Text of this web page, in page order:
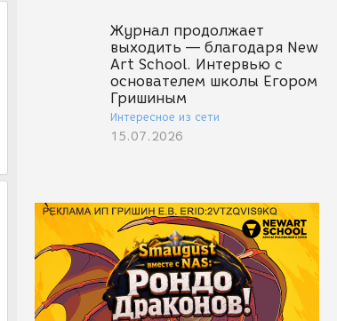
Журнал продолжает
выходить — благодаря New
Art School. Интервью с
основателем школы Егором
Гришиным
Интересное из сети
15.07.2026